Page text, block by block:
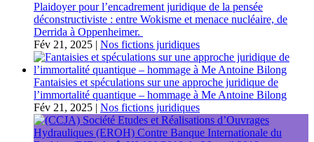
Plaidoyer pour l’encadrement juridique de la pensée
déconstructiviste : entre Wokisme et menace nucléaire, de
Derrida à Oppenheimer.
Fév 21, 2025 | Nos fictions juridiques
Fantaisies et spéculations sur une approche juridique de
l’immortalité quantique – hommage à Me Antoine Bilong
Fév 21, 2025 | Nos fictions juridiques